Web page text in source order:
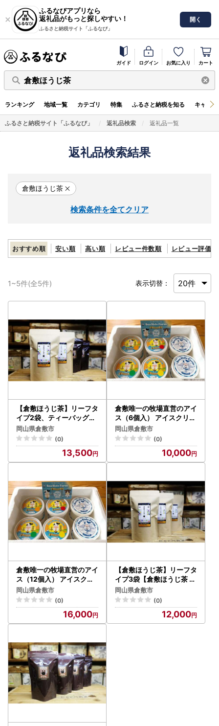
ふるなびアプリなら
返礼品がもっと探しやすい！
ふるさと納税サイト「ふるなび」
開く
ガイド ログイン お気に入り カート
倉敷ほうじ茶
ランキング 地域一覧 カテゴリ 特集 ふるさと納税を知る キャン
ふるさと納税サイト「ふるなび」 返礼品検索 返礼品一覧
返礼品検索結果
倉敷ほうじ茶
検索条件を全てクリア
おすすめ順 安い順 高い順 レビュー件数順 レビュー評価順
1~5件(全5件) 表示切替：
【倉敷ほうじ茶】リーフタ
イプ2袋、ティーバッグタ
イプ2袋
岡山県倉敷市
(0)
13,500
倉敷唯一の牧場直営のアイ
ス（6個入） アイスクリー
ム ランダム セット デザー
ト 食べ比べ 詰合せ 冷凍 岡
山県 倉敷市
岡山県倉敷市
(0)
10,000
倉敷唯一の牧場直営のアイ
ス（12個入） アイスクリ
ーム ランダム セット デザ
ート 食べ比べ 詰合せ 冷凍
岡山県 倉敷市
岡山県倉敷市
(0)
16,000
【倉敷ほうじ茶】リーフタ
イプ3袋【倉敷ほうじ茶 お
茶 茶 ほうじ茶 ティー リー
フタイプ 岡山県 倉敷市 お
すすめ 人気】
岡山県倉敷市
(0)
12,000